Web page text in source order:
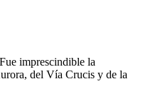
imprescindible la
del Vía Crucis y de la